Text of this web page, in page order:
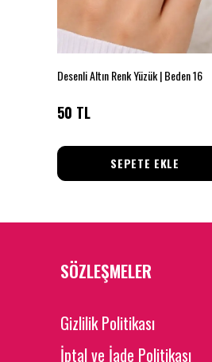
Desenli Altın Renk Yüzük | Beden 16
50 TL
SEPETE EKLE
SÖZLEŞMELER
Gizlilik Politikası
İptal ve İade Politikası